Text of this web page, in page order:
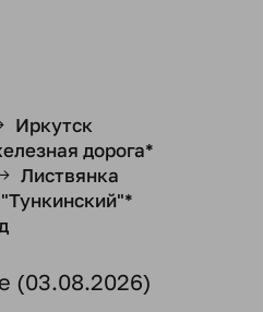
Иркутск
дорога*
→ Листвянка
(03.08.2026)